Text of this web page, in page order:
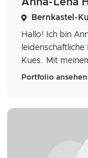
Anna-Lena
Bernkastel-
Hallo! Ich bin
Kues. Mit
Portfolio ansehen